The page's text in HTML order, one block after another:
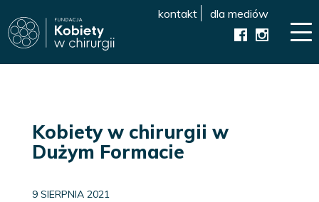
kontakt dla mediów
Kobiety w chirurgii w
Dużym Formacie
9 SIERPNIA 2021